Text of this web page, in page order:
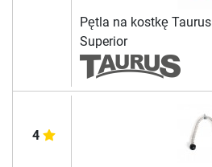
Pętla na kostkę Taurus
Superior
4